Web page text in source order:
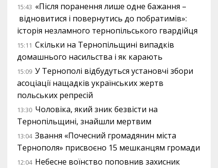
15:43 «Після поранення лише одне бажання –
відновитися і повернутись до побратимів»:
історія незламного тернопільського гвардійця
15:11 Скільки на Тернопільщині випадків
домашнього насильства і як карають
15:09 У Тернополі відбудуться установчі збори
асоціації нащадків українських жертв
польських репресій
13:30 Чоловіка, який зник безвісти на
Тернопільщині, знайшли мертвим
13:04 Звання «Почесний громадянин міста
Тернополя» присвоєно 15 мешканцям громади
12:04 Небесне воїнство поповнив захисник